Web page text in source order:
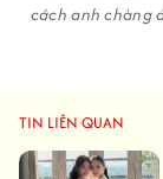
cách anh chàng
TIN LIÊN QUAN